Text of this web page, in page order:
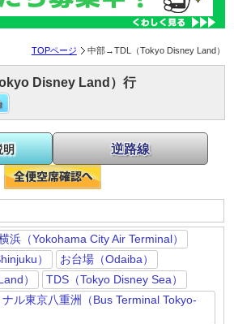
TOPページ 中部→TDL（Tokyo Disney Land）
Disney Land）行
浜（Yokohama City Air Terminal）
）
お台場（Odaiba）
）
TDS（Tokyo Disney Sea）
ル東京八重洲（Bus Terminal Tokyo-
逆路線